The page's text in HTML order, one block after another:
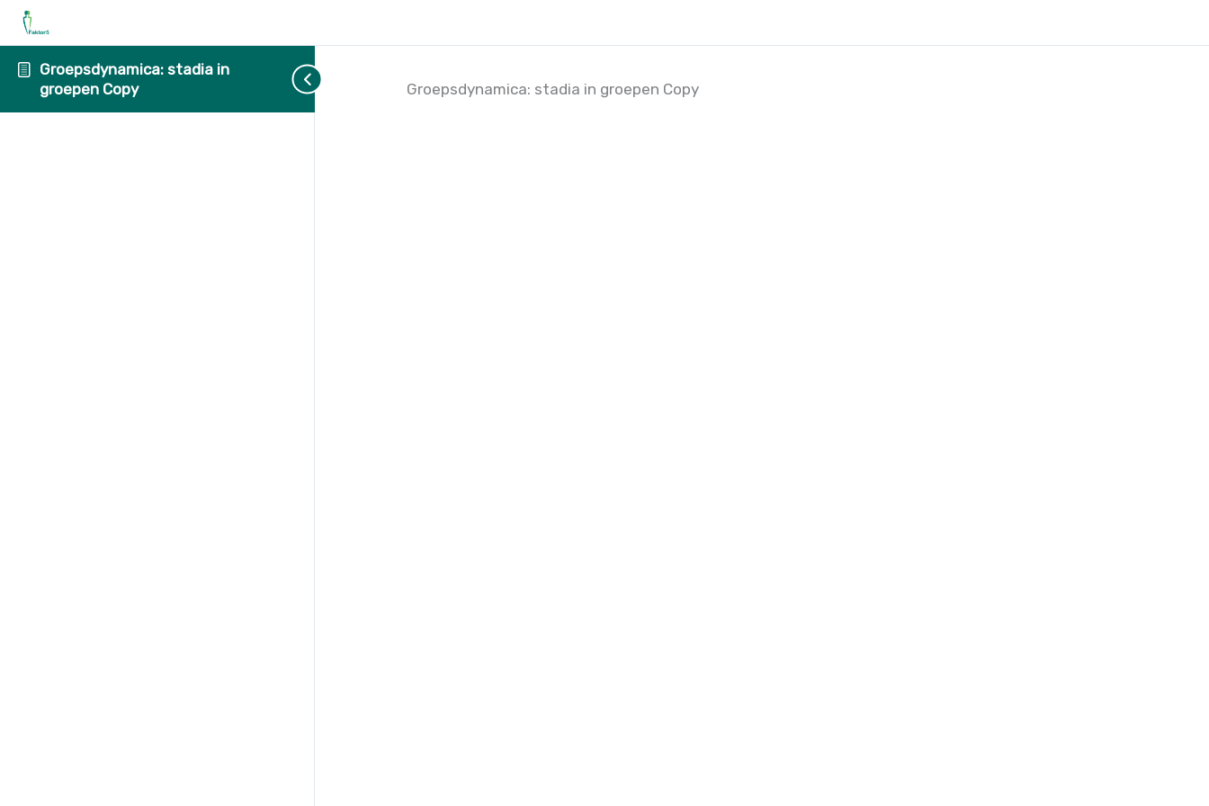
Groepsdynamica: stadia in
groepen Copy
Groepsdynamica: stadia in groepen Copy